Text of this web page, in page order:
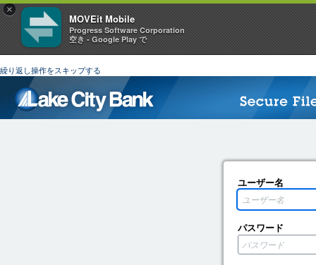
×
MOVEit Mobile
Progress Software Corporation
空き - Google Play で
繰り返し操作をスキップする
ユーザー名
パスワード